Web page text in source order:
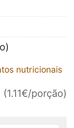
nutricionais
(1.11€/porção)